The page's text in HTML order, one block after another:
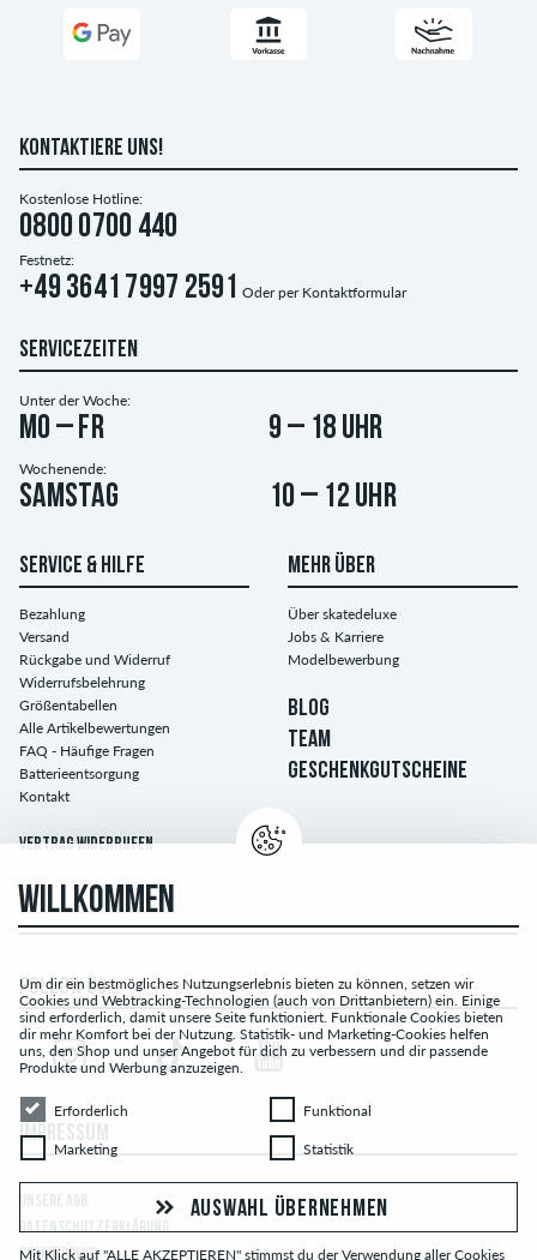
KONTAKTIERE UNS!
Kostenlose Hotline:
0800 0700 440
Festnetz:
+49 3641 7997 2591 Oder per Kontaktformular
SERVICEZEITEN
Unter der Woche:
Mo – Fr 9 – 18 Uhr
Wochenende:
Samstag 10 – 12 Uhr
SERVICE & HILFE
Bezahlung
Versand
Rückgabe und Widerruf
Widerrufsbelehrung
Größentabellen
Alle Artikelbewertungen
FAQ - Häufige Fragen
Batterieentsorgung
Kontakt
Vertrag widerrufen
MEHR ÜBER
Über skatedeluxe
Jobs & Karriere
Modelbewerbung
BLOG
TEAM
GESCHENKGUTSCHEINE
FOLLOW US...
IMPRESSUM
DATENSCHUTZERKLÄRUNG
COOKIE POLICY
WILLKOMMEN
Um dir ein bestmögliches Nutzungserlebnis bieten zu können, setzen wir
Cookies und Webtracking-Technologien (auch von Drittanbietern) ein. Einige
sind erforderlich, damit unsere Seite funktioniert. Funktionale Cookies bieten
dir mehr Komfort bei der Nutzung. Statistik- und Marketing-Cookies helfen
uns, den Shop und unser Angebot für dich zu verbessern und dir passende
Produkte und Werbung anzuzeigen.
Erforderlich
Erforderlich FunktionalFunktional
MarketingMarketing StatistikStatistik
AUSWAHL ÜBERNEHMEN
Mit Klick auf "ALLE AKZEPTIEREN" stimmst du der Verwendung aller Cookies